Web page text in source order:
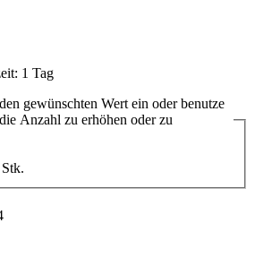
1 Tag
gewünschten Wert ein oder benutze
Anzahl zu erhöhen oder zu
Stk.